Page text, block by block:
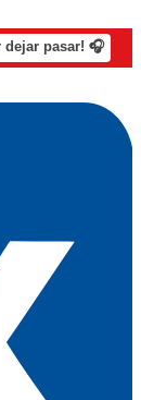
dejar pasar! 🎧